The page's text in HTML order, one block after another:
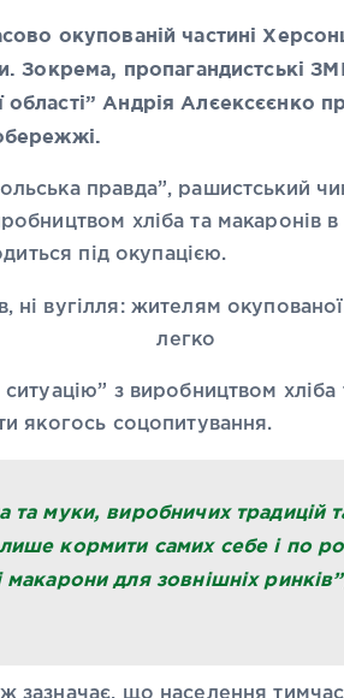
окупованій частині
Зокрема, пропагандистські
Андрія Алєексєєнко
правда”, рашистський
хліба та макаронів
під окупацією.
ні вугілля: жителям
легко
з виробництвом
якогось соцопитування.
та муки, виробничих традицій
кормити самих себе і по
макарони для зовнішніх ринків”
зазначає, що населення